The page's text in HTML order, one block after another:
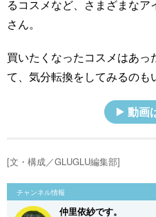
るコスメなど、さまざまな
さん。
買いたくなったコスメはあっ
て、気分転換をしてみるのも
動画
[文・構成／GLUGLU編集部]
チャンネル情報
仲里依紗です。